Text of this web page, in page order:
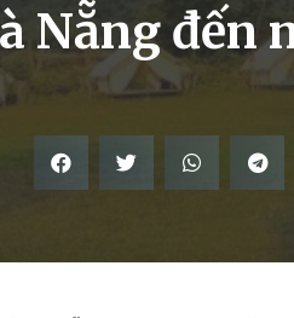
Nẵng đến